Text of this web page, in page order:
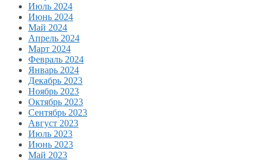
Июль 2024
Июнь 2024
Май 2024
Апрель 2024
Март 2024
Февраль 2024
Январь 2024
Декабрь 2023
Ноябрь 2023
Октябрь 2023
Сентябрь 2023
Август 2023
Июль 2023
Июнь 2023
Май 2023